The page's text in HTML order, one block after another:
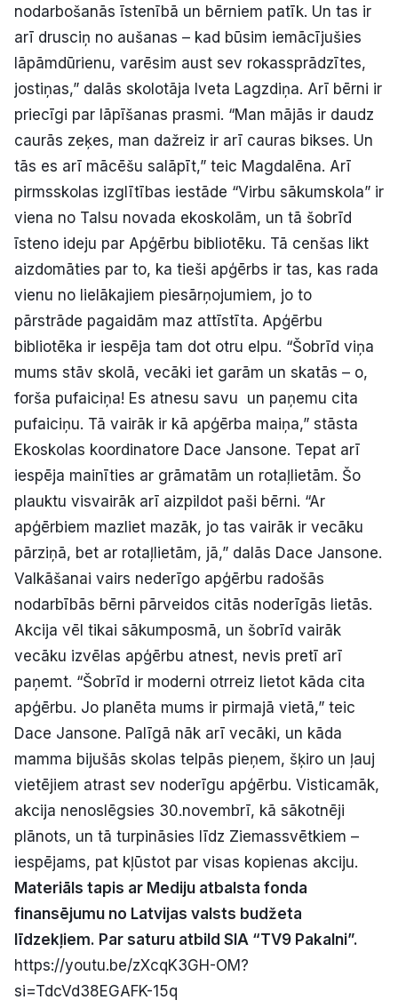
nodarbošanās īstenībā un bērniem patīk. Un tas ir
arī drusciņ no aušanas – kad būsim iemācījušies
lāpāmdūrienu, varēsim aust sev rokassprādzītes,
jostiņas,” dalās skolotāja Iveta Lagzdiņa. Arī bērni ir
priecīgi par lāpīšanas prasmi. “Man mājās ir daudz
caurās zeķes, man dažreiz ir arī cauras bikses. Un
tās es arī mācēšu salāpīt,” teic Magdalēna. Arī
pirmsskolas izglītības iestāde “Virbu sākumskola” ir
viena no Talsu novada ekoskolām, un tā šobrīd
īsteno ideju par Apģērbu bibliotēku. Tā cenšas likt
aizdomāties par to, ka tieši apģērbs ir tas, kas rada
vienu no lielākajiem piesārņojumiem, jo to
pārstrāde pagaidām maz attīstīta. Apģērbu
bibliotēka ir iespēja tam dot otru elpu. “Šobrīd viņa
mums stāv skolā, vecāki iet garām un skatās – o,
forša pufaiciņa! Es atnesu savu un paņemu cita
pufaiciņu. Tā vairāk ir kā apģērba maiņa,” stāsta
Ekoskolas koordinatore Dace Jansone. Tepat arī
iespēja mainīties ar grāmatām un rotaļlietām. Šo
plauktu visvairāk arī aizpildot paši bērni. “Ar
apģērbiem mazliet mazāk, jo tas vairāk ir vecāku
pārziņā, bet ar rotaļlietām, jā,” dalās Dace Jansone.
Valkāšanai vairs nederīgo apģērbu radošās
nodarbībās bērni pārveidos citās noderīgās lietās.
Akcija vēl tikai sākumposmā, un šobrīd vairāk
vecāku izvēlas apģērbu atnest, nevis pretī arī
paņemt. “Šobrīd ir moderni otrreiz lietot kāda cita
apģērbu. Jo planēta mums ir pirmajā vietā,” teic
Dace Jansone. Palīgā nāk arī vecāki, un kāda
mamma bijušās skolas telpās pieņem, šķiro un ļauj
vietējiem atrast sev noderīgu apģērbu. Visticamāk,
akcija nenoslēgsies 30.novembrī, kā sākotnēji
plānots, un tā turpināsies līdz Ziemassvētkiem –
iespējams, pat kļūstot par visas kopienas akciju.
Materiāls tapis ar Mediju atbalsta fonda
finansējumu no Latvijas valsts budžeta
līdzekļiem. Par saturu atbild SIA “TV9 Pakalni”.
https://youtu.be/zXcqK3GH-OM?
si=TdcVd38EGAFK-15q